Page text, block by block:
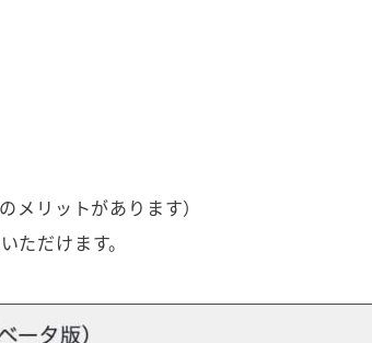
メリットがあります）
ただけます。